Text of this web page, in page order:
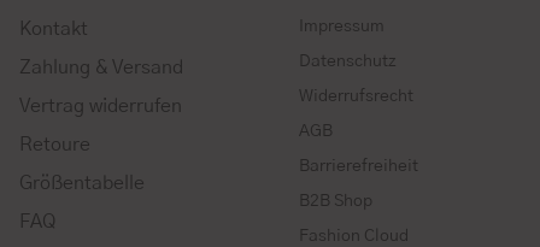
Kontakt
Zahlung & Versand
Vertrag widerrufen
Retoure
Größentabelle
FAQ
Impressum
Datenschutz
Widerrufsrecht
AGB
Barrierefreiheit
B2B Shop
Fashion Cloud